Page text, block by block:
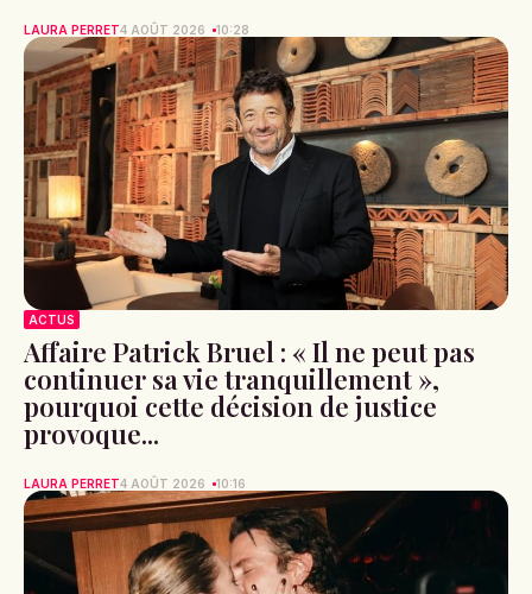
LAURA PERRET4 AOÛT 2026 10:28
ACTUS
Affaire Patrick Bruel : « Il ne peut pas
continuer sa vie tranquillement »,
pourquoi cette décision de justice
provoque...
LAURA PERRET4 AOÛT 2026 10:16